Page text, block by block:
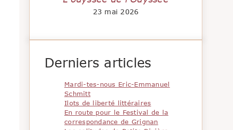
23 mai 2026
Derniers articles
Mardi-tes-nous Eric-Emmanuel
Schmitt
Ilots de liberté littéraires
En route pour le Festival de la
correspondance de Grignan